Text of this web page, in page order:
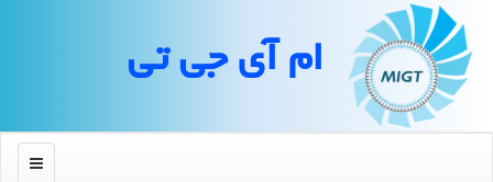
ام آی جی تی
منو